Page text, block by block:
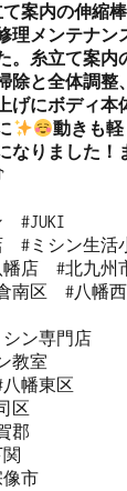
て案内の伸縮
理メンテナン
。糸立て案内
除と全体調整
げにボディ本
動きも
なりました！
#JUKI
#ミシン生活
幡店  #北九州
南区  #八幡
ン専門店
教室
幡東区
区
郡
関
像市